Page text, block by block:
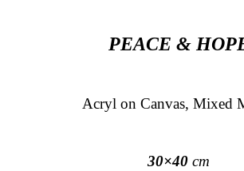
PEACE &
Acryl on Canvas, Mixed
30×40 cm